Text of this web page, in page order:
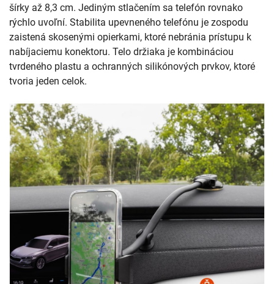
šírky až 8,3 cm. Jediným stlačením sa telefón rovnako
rýchlo uvoľní. Stabilita upevneného telefónu je zospodu
zaistená skosenými opierkami, ktoré nebránia prístupu k
nabíjaciemu konektoru. Telo držiaka je kombináciou
tvrdeného plastu a ochranných silikónových prvkov, ktoré
tvoria jeden celok.